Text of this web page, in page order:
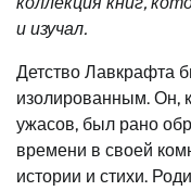
и изучал.
Детство Лавкрафта
изолированным. Он,
ужасов, был рано
времени в своей
истории и стихи.